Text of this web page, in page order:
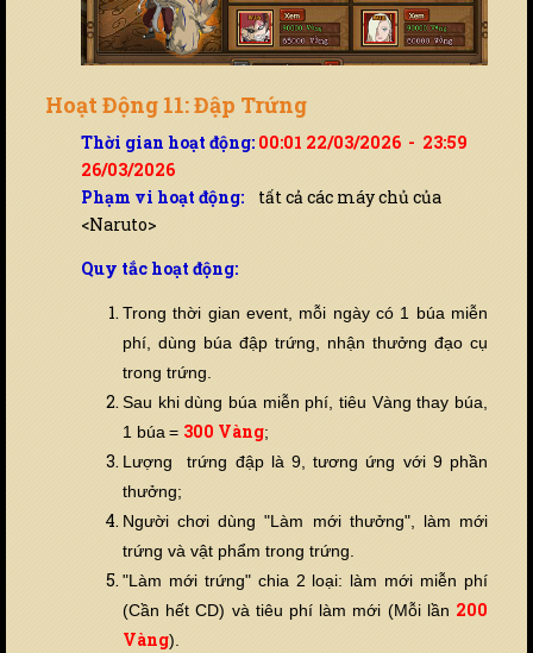
Hoạt Động 11: Đập Trứng
Thời gian hoạt động: 00:01 22/03/2026 - 23:59
26/03/2026
Phạm vi hoạt động: tất cả các máy chủ của
<Naruto>
Quy tắc hoạt động:
Trong thời gian event, mỗi ngày có 1 búa miễn
phí, dùng búa đập trứng, nhận thưởng đạo cụ
trong trứng.
Sau khi dùng búa miễn phí, tiêu Vàng thay búa,
1 búa = 300 Vàng;
Lượng trứng đập là 9, tương ứng với 9 phần
thưởng;
Người chơi dùng "Làm mới thưởng", làm mới
trứng và vật phẩm trong trứng.
"Làm mới trứng" chia 2 loại: làm mới miễn phí
(Cần hết CD) và tiêu phí làm mới (Mỗi lần 200
Vàng).